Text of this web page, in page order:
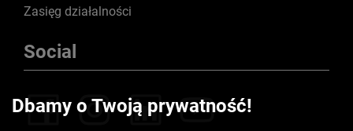
Zasięg działalności
Social
Dbamy o Twoją prywatność!